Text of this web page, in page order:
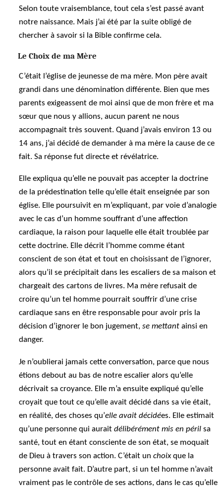
Selon toute vraisemblance, tout cela s’est passé avant
notre naissance. Mais j’ai été par la suite obligé de
chercher à savoir si la Bible confirme cela.
Le Choix de ma Mère
C’était l’église de jeunesse de ma mère. Mon père avait
grandi dans une dénomination différente. Bien que mes
parents exigeassent de moi ainsi que de mon frère et ma
sœur que nous y allions, aucun parent ne nous
accompagnait très souvent. Quand j’avais environ 13 ou
14 ans, j’ai décidé de demander à ma mère la cause de ce
fait. Sa réponse fut directe et révélatrice.
Elle expliqua qu’elle ne pouvait pas accepter la doctrine
de la prédestination telle qu’elle était enseignée par son
église. Elle poursuivit en m’expliquant, par voie d’analogie
avec le cas d’un homme souffrant d’une affection
cardiaque, la raison pour laquelle elle était troublée par
cette doctrine. Elle décrit l’homme comme étant
conscient de son état et tout en choisissant de l’ignorer,
alors qu’il se précipitait dans les escaliers de sa maison et
chargeait des cartons de livres. Ma mère refusait de
croire qu’un tel homme pourrait souffrir d’une crise
cardiaque sans en être responsable pour avoir pris la
décision d’ignorer le bon jugement,se mettant ainsi en
danger.
Je n’oublierai jamais cette conversation, parce que nous
étions debout au bas de notre escalier alors qu’elle
décrivait sa croyance. Elle m’a ensuite expliqué qu’elle
croyait que tout ce qu’elle avait décidé dans sa vie était,
en réalité, des choses qu’elle avait décidées. Elle estimait
qu’une personne qui auraitdélibérément mis en péril sa
santé, tout en étant consciente de son état, se moquait
de Dieu à travers son action. C’était unchoixque la
personne avait fait. D’autre part, si un tel homme n’avait
vraiment pas le contrôle de ses actions, dans le cas qu’elle